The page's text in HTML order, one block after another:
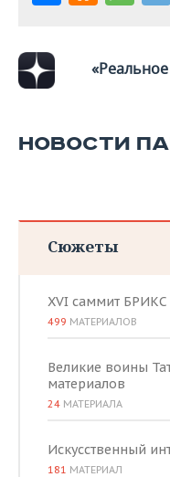
ФИГУРНОЕ КАТАНИЕ
ВОДНЫЕ ВИДЫ
ХОККЕЙ С МЯЧОМ
МЕДИЦИНА
ОБРАЗОВАНИЕ
ПРОИСШЕСТВИЯ
НОВОСТИ
Сюжеты
XVI саммит БРИКС
499 МАТЕРИАЛОВ
Великие воины
материалов
24 МАТЕРИАЛА
Искусственный
181 МАТЕРИАЛ